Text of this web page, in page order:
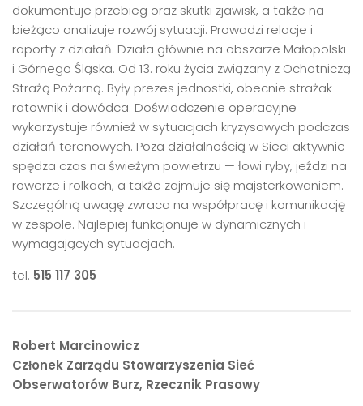
dokumentuje przebieg oraz skutki zjawisk, a także na
bieżąco analizuje rozwój sytuacji. Prowadzi relacje i
raporty z działań. Działa głównie na obszarze Małopolski
i Górnego Śląska. Od 13. roku życia związany z Ochotniczą
Strażą Pożarną. Były prezes jednostki, obecnie strażak
ratownik i dowódca. Doświadczenie operacyjne
wykorzystuje również w sytuacjach kryzysowych podczas
działań terenowych. Poza działalnością w Sieci aktywnie
spędza czas na świeżym powietrzu — łowi ryby, jeździ na
rowerze i rolkach, a także zajmuje się majsterkowaniem.
Szczególną uwagę zwraca na współpracę i komunikację
w zespole. Najlepiej funkcjonuje w dynamicznych i
wymagających sytuacjach.
tel. 515 117 305
Robert Marcinowicz
Członek Zarządu Stowarzyszenia Sieć
Obserwatorów Burz, Rzecznik Prasowy